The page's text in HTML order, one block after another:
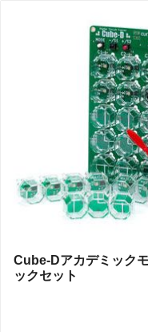
Cube-Dアカデミック
ックセット